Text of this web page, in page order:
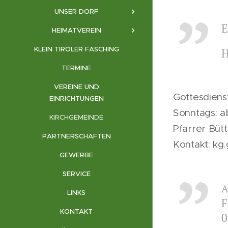
UNSER DORF
HEIMATVEREIN
KLEIN TIROLER FASCHING
TERMINE
VEREINE UND
EINRICHTUNGEN
KIRCHGEMEINDE
PARTNERSCHAFTEN
GEWERBE
SERVICE
LINKS
KONTAKT
Sonntags:
Pfarrer
Kontakt: